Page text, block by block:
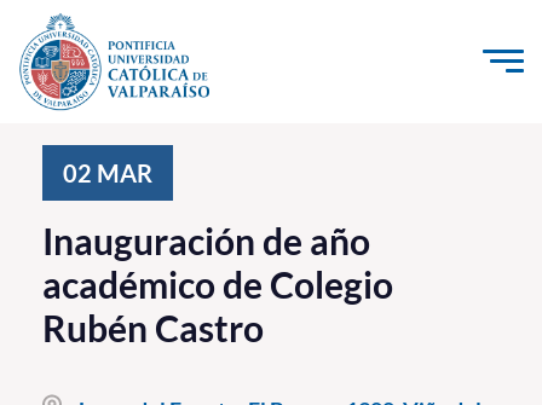
Click acá para ir directamente al contenido
Investigación, Creación e Innovación
PUCV Internacional
Vinculación con el Medio
02 MAR
Inauguración de año
académico de Colegio
Rubén Castro